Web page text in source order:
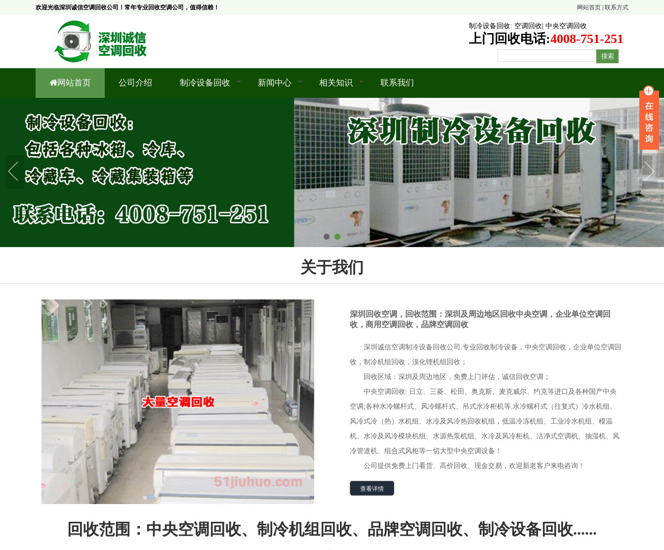
欢迎光临深圳诚信空调回收公司！常年专业回收空调公司，值得信赖！ 网站首页 联系方式
制冷设备回收: 空调回收 中央空调回收
上门回收电话:4008-751-251
网站首页 公司介绍 制冷设备回收 新闻中心 相关知识 联系我们
关于我们
深圳回收空调，回收范围：深圳及周边地区回收中央空调，企业单位空调回
收，商用空调回收，品牌空调回收
深圳诚信空调制冷设备回收公司:专业回收制冷设备，中央空调回收，企业单位空调回
收， 制冷机组回收，溴化锂机组回收；
回收区域：深圳及周边地区，免费上门评估，诚信回收空调；
中央空调回收: 日立、三菱、松田、奥克斯、麦克威尔、约克等进口及各种国产中央
空调;各种水冷螺杆式、风冷螺杆式、吊式水冷柜机等.水冷螺杆式（往复式）冷水机组、
风冷式冷（热）水机组、水冷及风冷热回收机组，低温冷冻机组、工业冷水机组、模温
机、水冷及风冷模块机组、水源热泵机组、水冷及风冷柜机、洁净式空调机、抽湿机、风
冷管道机、组合式风柜等一切大型中央空调设备！
公司提供免费上门看货、高价回收、现金交易，欢迎新老客户来电咨询！
查看详情
回收范围：中央空调回收、制冷机组回收、品牌空调回收、制冷设备回收......